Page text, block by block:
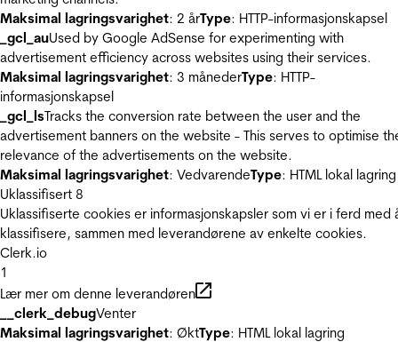
Maksimal lagringsvarighet: 2 årType: HTTP-informasjonskapsel
_gcl_auUsed by Google AdSense for experimenting with
advertisement efficiency across websites using their services.
Maksimal lagringsvarighet: 3 månederType: HTTP-
informasjonskapsel
_gcl_lsTracks the conversion rate between the user and the
advertisement banners on the website - This serves to optimise
relevance of the advertisements on the website.
Maksimal lagringsvarighet: VedvarendeType: HTML lokal lagring
Uklassifisert 8
Uklassifiserte cookies er informasjonskapsler som vi er i ferd med
klassifisere, sammen med leverandørene av enkelte cookies.
Clerk.io
1
Lær mer om denne leverandøren
__clerk_debugVenter
Maksimal lagringsvarighet: ØktType: HTML lokal lagring